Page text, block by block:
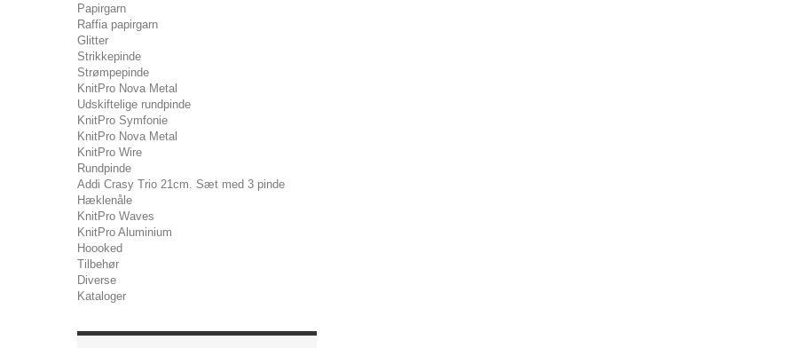
Papirgarn
Raffia papirgarn
Glitter
Strikkepinde
Strømpepinde
KnitPro Nova Metal
Udskiftelige rundpinde
KnitPro Symfonie
KnitPro Nova Metal
KnitPro Wire
Rundpinde
Addi Crasy Trio 21cm. Sæt med 3 pinde
Hæklenåle
KnitPro Waves
KnitPro Aluminium
Hoooked
Tilbehør
Diverse
Kataloger